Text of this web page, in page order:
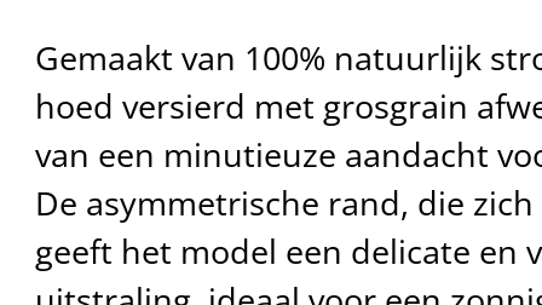
Gemaakt van 100% natuurlijk
hoed versierd met grosgrain
van een minutieuze aandacht
De asymmetrische rand, die
geeft het model een delicate en